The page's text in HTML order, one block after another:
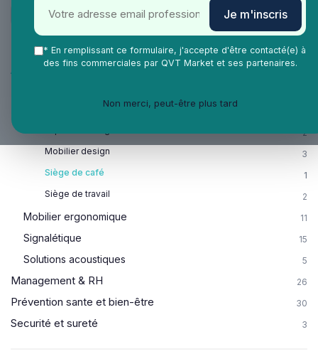
Catégories
Aménagement des espaces de travail
2
Mobilier design
3
Siège de café
1
Siège de travail
2
Mobilier ergonomique 11
Signalétique 15
Solutions acoustiques 5
Management & RH 26
Prévention sante et bien-être 30
Securité et sureté 3
Je m'inscris
* En remplissant ce formulaire, j'accepte d'être contacté(e) à
des fins commerciales par QVT Market et ses partenaires.
Non merci, peut-être plus tard